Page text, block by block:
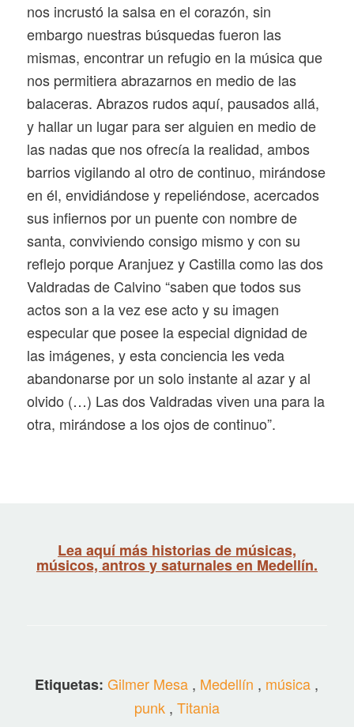
nos incrustó la salsa en el corazón, sin
embargo nuestras búsquedas fueron las
mismas, encontrar un refugio en la música que
nos permitiera abrazarnos en medio de las
balaceras. Abrazos rudos aquí, pausados allá,
y hallar un lugar para ser alguien en medio de
las nadas que nos ofrecía la realidad, ambos
barrios vigilando al otro de continuo, mirándose
en él, envidiándose y repeliéndose, acercados
sus infiernos por un puente con nombre de
santa, conviviendo consigo mismo y con su
reflejo porque Aranjuez y Castilla como las dos
Valdradas de Calvino “saben que todos sus
actos son a la vez ese acto y su imagen
especular que posee la especial dignidad de
las imágenes, y esta conciencia les veda
abandonarse por un solo instante al azar y al
olvido (…) Las dos Valdradas viven una para la
otra, mirándose a los ojos de continuo”.
Lea aquí más historias de músicas,
músicos, antros y saturnales en Medellín.
Etiquetas:Gilmer Mesa , Medellín , música ,
punk, Titania